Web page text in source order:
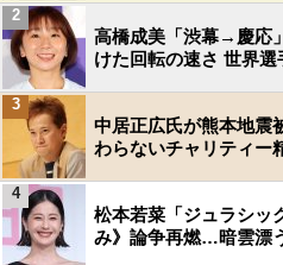
高橋成美「渋幕→慶応
けた回転の速さ 世界
2
中居正広氏が熊本地震
わらないチャリティー
3
松本若菜「ジュラシッ
み》論争再燃…暗雲漂
4